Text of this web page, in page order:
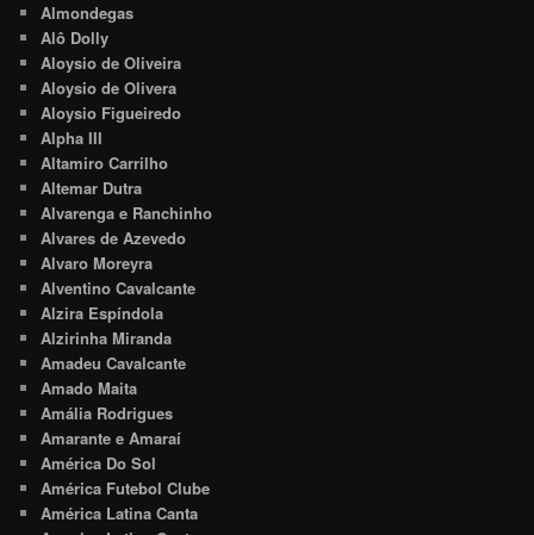
Almondegas
Alô Dolly
Aloysio de Oliveira
Aloysio de Olivera
Aloysio Figueiredo
Alpha III
Altamiro Carrilho
Altemar Dutra
Alvarenga e Ranchinho
Alvares de Azevedo
Alvaro Moreyra
Alventino Cavalcante
Alzira Espíndola
Alzirinha Miranda
Amadeu Cavalcante
Amado Maita
Amália Rodrigues
Amarante e Amaraí
América Do Sol
América Futebol Clube
América Latina Canta